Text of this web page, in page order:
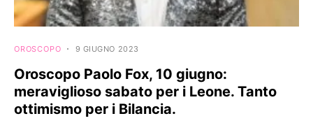
OROSCOPO 9 GIUGNO 2023
Oroscopo Paolo Fox, 10 giugno:
meraviglioso sabato per i Leone. Tanto
ottimismo per i Bilancia.